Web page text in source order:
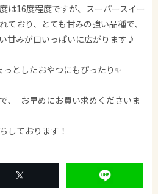
は16度程度ですが、スーパースイー
ており、とても甘みの強い品種で、
甘みが口いっぱいに広がります♪
としたおやつにもぴったり✨
、 お早めにお買い求めくださいま
しております！